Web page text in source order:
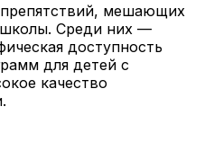
мешающих
школы. Среди них —
доступность
для детей с
качество